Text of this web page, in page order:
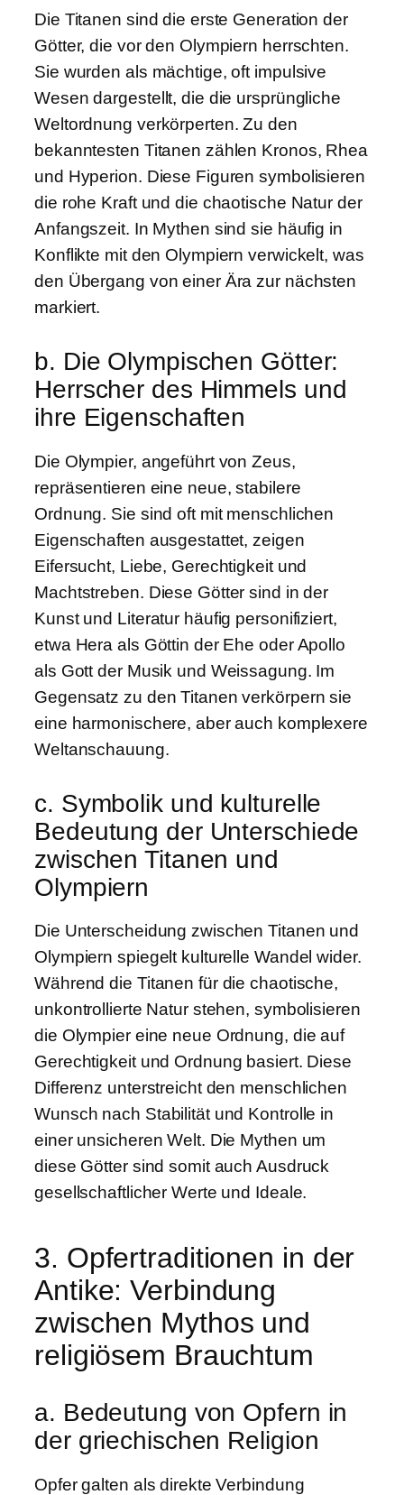
Die Titanen sind die erste Generation der
Götter, die vor den Olympiern herrschten.
Sie wurden als mächtige, oft impulsive
Wesen dargestellt, die die ursprüngliche
Weltordnung verkörperten. Zu den
bekanntesten Titanen zählen Kronos, Rhea
und Hyperion. Diese Figuren symbolisieren
die rohe Kraft und die chaotische Natur der
Anfangszeit. In Mythen sind sie häufig in
Konflikte mit den Olympiern verwickelt, was
den Übergang von einer Ära zur nächsten
markiert.
b. Die Olympischen Götter:
Herrscher des Himmels und
ihre Eigenschaften
Die Olympier, angeführt von Zeus,
repräsentieren eine neue, stabilere
Ordnung. Sie sind oft mit menschlichen
Eigenschaften ausgestattet, zeigen
Eifersucht, Liebe, Gerechtigkeit und
Machtstreben. Diese Götter sind in der
Kunst und Literatur häufig personifiziert,
etwa Hera als Göttin der Ehe oder Apollo
als Gott der Musik und Weissagung. Im
Gegensatz zu den Titanen verkörpern sie
eine harmonischere, aber auch komplexere
Weltanschauung.
c. Symbolik und kulturelle
Bedeutung der Unterschiede
zwischen Titanen und
Olympiern
Die Unterscheidung zwischen Titanen und
Olympiern spiegelt kulturelle Wandel wider.
Während die Titanen für die chaotische,
unkontrollierte Natur stehen, symbolisieren
die Olympier eine neue Ordnung, die auf
Gerechtigkeit und Ordnung basiert. Diese
Differenz unterstreicht den menschlichen
Wunsch nach Stabilität und Kontrolle in
einer unsicheren Welt. Die Mythen um
diese Götter sind somit auch Ausdruck
gesellschaftlicher Werte und Ideale.
3. Opfertraditionen in der
Antike: Verbindung
zwischen Mythos und
religiösem Brauchtum
a. Bedeutung von Opfern in
der griechischen Religion
Opfer galten als direkte Verbindung